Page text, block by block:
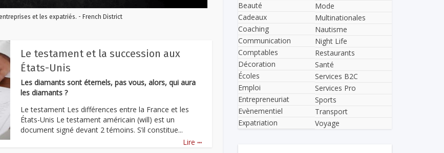
et les expatriés. - French District
Le testament et la succession aux
États-Unis
Les diamants sont éternels, pas vous, alors, qui aura
les diamants ?
Le testament Les différences entre la France et les
États-Unis Le testament américain (will) est un
document signé devant 2 témoins. S’il constitue...
Lire ...
Beauté
Cadeaux
Coaching
Communication
Comptables
Décoration
Écoles
Emploi
Entrepreneuriat
Evènementiel
Expatriation
Mode
Multinationales
Nautisme
Night Life
Restaurants
Santé
Services B2C
Services Pro
Sports
Transport
Voyage